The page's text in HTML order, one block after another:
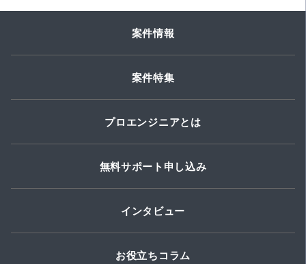
案件情報
案件特集
プロエンジニアとは
無料サポート申し込み
インタビュー
お役立ちコラム